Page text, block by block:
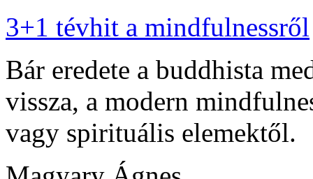
3+1 tévhit a mindfulnessről
Bár eredete a buddhista
vissza, a modern
vagy spirituális elemektől.